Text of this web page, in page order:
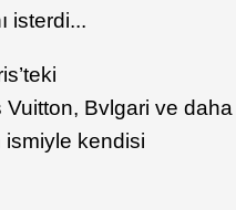
isterdi...
Vuitton, Bvlgari ve daha
ismiyle kendisi